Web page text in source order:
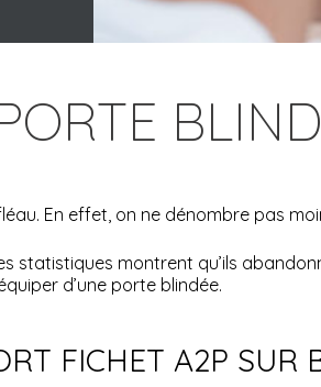
En effet, on ne dénombre pas
statistiques montrent qu’ils
d’une porte blindée.
FICHET A2P SUR